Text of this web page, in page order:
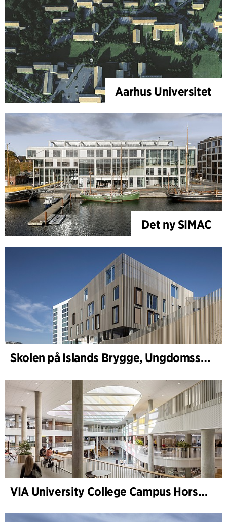
Aarhus Universitet
Det ny SIMAC
Skolen på Islands Brygge, Ungdomsskole
VIA University College Campus Horsens